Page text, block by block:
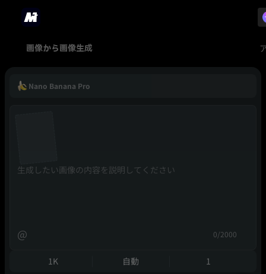
画像から画像生成
Nano Banana Pro
@ 0/2000
1K 自動
1